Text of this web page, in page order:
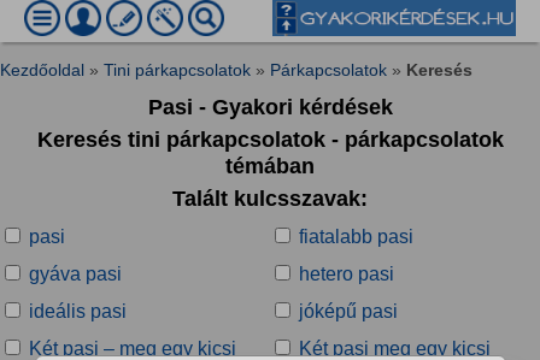
Kezdőoldal » Tini párkapcsolatok » Párkapcsolatok » Keresés
Pasi - Gyakori kérdések
Keresés tini párkapcsolatok - párkapcsolatok
témában
Talált kulcsszavak:
pasi
fiatalabb pasi
gyáva pasi
hetero pasi
ideális pasi
jóképű pasi
Két pasi – meg egy kicsi
Két pasi meg egy kicsi